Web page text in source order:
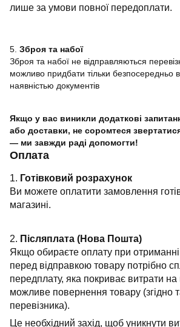
лише за умови повної передоплати.
5. Зброя та набої
Зброя та набої не відправляються
можливо придбати тільки безпосередньо
наявністью документів
Якщо у вас виникли додаткові
або доставки, не соромтеся
— ми завжди раді допомогти!
Оплата
1. Готівковий розрахунок
Ви можете оплатити замовлення
магазині.
2. Післяплата (Нова Пошта)
Якщо обираєте оплату при отриманні
перед відправкою товару потрібно
передплату, яка покриває витрати на
можливе повернення товару (згідно
перевізника).
Це необхідний захід, щоб уникнути